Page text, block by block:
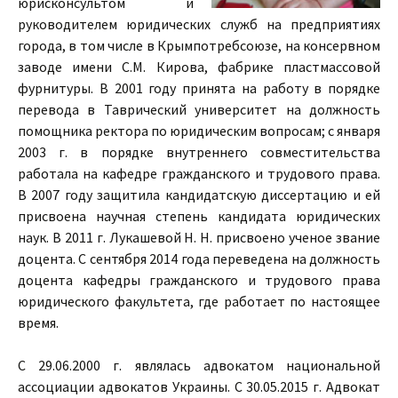
руководителем юридических служб на предприятиях
города, в том числе в Крымпотребсоюзе, на консервном
заводе имени С.М. Кирова, фабрике пластмассовой
фурнитуры. В 2001 году принята на работу в порядке
перевода в Таврический университет на должность
помощника ректора по юридическим вопросам; с января
2003 г. в порядке внутреннего совместительства
работала на кафедре гражданского и трудового права.
В 2007 году защитила кандидатскую диссертацию и ей
присвоена научная степень кандидата юридических
наук. В 2011 г. Лукашевой Н. Н. присвоено ученое звание
доцента. С сентября 2014 года переведена на должность
доцента кафедры гражданского и трудового права
юридического факультета, где работает по настоящее
время.
С 29.06.2000 г. являлась адвокатом национальной
ассоциации адвокатов Украины. С 30.05.2015 г. Адвокат